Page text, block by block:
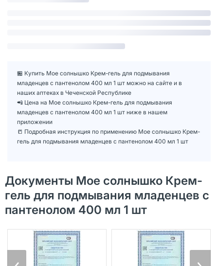
🏪 Купить Мое солнышко Крем-гель для подмывания
младенцев с пантенолом 400 мл 1 шт можно на сайте и в
наших аптеках в Чеченской Республике
📲 Цена на Мое солнышко Крем-гель для подмывания
младенцев с пантенолом 400 мл 1 шт ниже в нашем
приложении
📒 Подробная инструкция по применению Мое солнышко Крем-
гель для подмывания младенцев с пантенолом 400 мл 1 шт
Документы Мое солнышко Крем-
гель для подмывания младенцев с
пантенолом 400 мл 1 шт